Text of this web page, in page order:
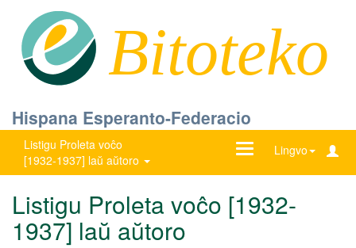
Bitoteko
Hispana Esperanto-Federacio
Listigu Proleta voĉo
[1932-1937] laŭ aŭtoro
Lingvo
Ŝanĝu
Listigu Proleta voĉo [1932-
1937] laŭ aŭtoro